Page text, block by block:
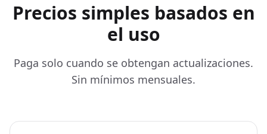
Precios simples basados en
el uso
Paga solo cuando se obtengan actualizaciones.
Sin mínimos mensuales.